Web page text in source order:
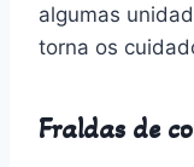
algumas
torna os
Fraldas de